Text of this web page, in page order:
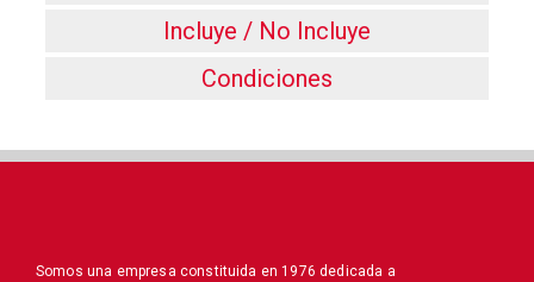
Incluye / No Incluye
Condiciones
Somos una empresa constituida en 1976 dedicada a